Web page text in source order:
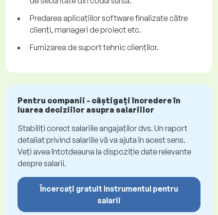
Predarea aplicațiilor software finalizate către
clienți, manageri de proiect etc.
Furnizarea de suport tehnic clienților.
Pentru companii - câștigați încredere în
luarea deciziilor asupra salariilor
Stabiliți corect salariile angajaților dvs. Un raport
detaliat privind salariile vă va ajuta în acest sens.
Veți avea întotdeauna la dispoziție date relevante
despre salarii.
Încercați gratuit Instrumentul pentru
salarii